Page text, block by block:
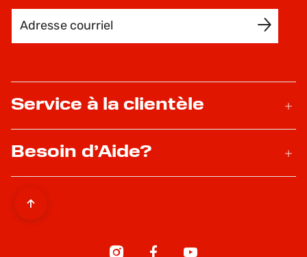
Service à la clientèle
Besoin d’Aide?